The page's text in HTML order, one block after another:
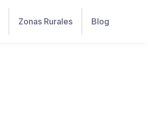
Zonas Rurales Blog